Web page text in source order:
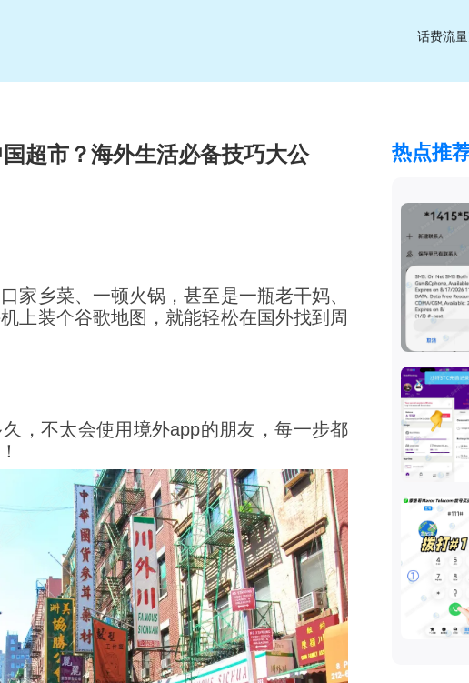
话费流
超市？海外生活必备技巧大公
家乡菜、一顿火锅，甚至是一瓶老干妈、
上装个谷歌地图，就能轻松在国外找到周
，不太会使用境外app的朋友，每一步都
热点推